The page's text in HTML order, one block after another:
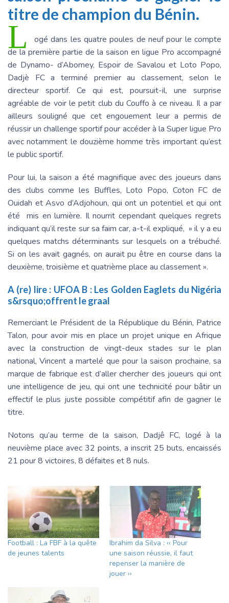
titre de champion du Bénin.
L
ogé dans les quatre poules de neuf pour le compte
de la première partie de la saison en ligue Pro accompagné
de Dynamo- d’Abomey, Espoir de Savalou et Loto Popo,
Dadjè FC a terminé premier au classement, selon le
directeur sportif. Ce qui est, poursuit-il, une surprise
agréable de voir le petit club du Couffo à ce niveau. Il a par
ailleurs souligné que cet engouement leur a permis de
réussir un challenge sportif pour accéder à la Super ligue Pro
avec notamment le douzième homme très important qu’est
le public sportif.
Pour lui, la saison a été magnifique avec des joueurs dans
des clubs comme les Buffles, Loto Popo, Coton FC de
Ouidah et Asvo d’Adjohoun, qui ont un potentiel et qui ont
été mis en lumière. Il nourrit cependant quelques regrets
indiquant qu’il reste sur sa faim car, a-t-il expliqué, » il y a eu
quelques matchs déterminants sur lesquels on a trébuché.
Si on les avait gagnés, on aurait pu être en course dans la
deuxième, troisième et quatrième place au classement ».
A (re) lire : UFOA B : Les Golden Eaglets du Nigéria
s&rsquo;offrent le graal
Remerciant le Président de la République du Bénin, Patrice
Talon, pour avoir mis en place un projet unique en Afrique
avec la construction de vingt-deux stades sur le plan
national, Vincent a martelé que pour la saison prochaine, sa
marque de fabrique est d’aller chercher des joueurs qui ont
une intelligence de jeu, qui ont une technicité pour bâtir un
effectif le plus juste possible compétitif afin de gagner le
titre.
Notons qu’au terme de la saison, Dadjê FC, logé à la
neuvième place avec 32 points, a inscrit 25 buts, encaissés
21 pour 8 victoires, 8 défaites et 8 nuls.
Football : La FBF à la quête
de jeunes talents
Ibrahim da Silva : ‹‹ Pour
une saison réussie, il faut
repenser la manière de
jouer ››